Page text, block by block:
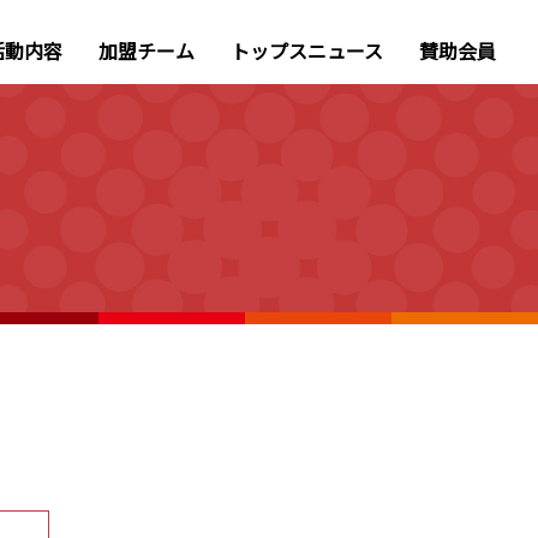
内容 加盟チーム トップスニュース 賛助会員